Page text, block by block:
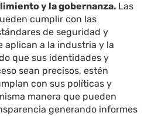
y la gobernanza. Las
cumplir con las
de seguridad y
aplican a la industria y la
que sus identidades y
sean precisos, estén
con sus políticas y
manera que pueden
generando informes